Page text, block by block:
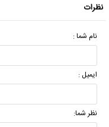
نظرات
نام شما :
ایمیل :
نظر شما: